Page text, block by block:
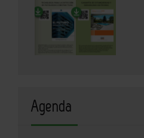
Agenda